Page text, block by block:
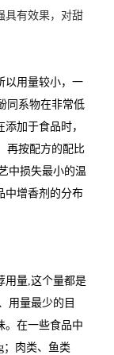
具有效果，对甜
以用量较小，一
同系物在非常低
加于食品时，
再按配方的配比
中损失最小的温
中增香剂的分布
用量,这个量都是
用量最少的目
。在一些食品中
；肉类、鱼类